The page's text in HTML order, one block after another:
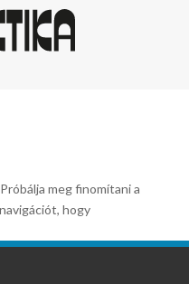
meg finomítani a
hogy